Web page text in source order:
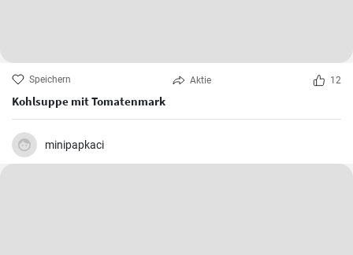
Speichern Aktie 12
Kohlsuppe mit Tomatenmark
minipapkaci